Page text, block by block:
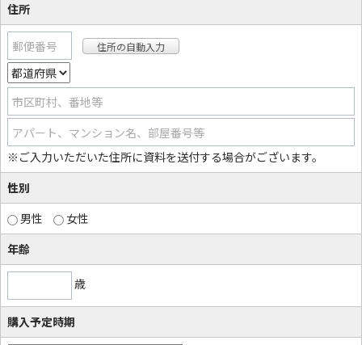
住所
郵便番号
市区町村、番地等
アパート、マンション名、部屋番号等
※ご入力いただいた住所に資料を送付する場合がございます。
性別
男性
女性
年齢
歳
購入予定時期